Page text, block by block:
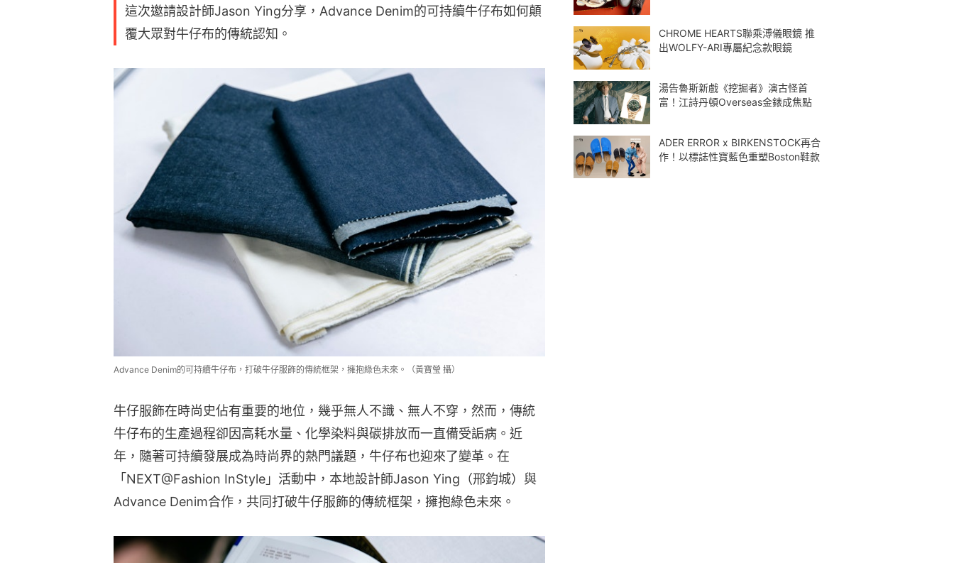
這次邀請設計師Jason Ying分享，Advance Denim的可持續牛仔布如何顛
覆大眾對牛仔布的傳統認知。
Advance Denim的可持續牛仔布，打破牛仔服飾的傳統框架，擁抱綠色未來。（黃寶瑩 攝）
牛仔服飾在時尚史佔有重要的地位，幾乎無人不識、無人不穿，然而，傳統
牛仔布的生產過程卻因高耗水量、化學染料與碳排放而一直備受詬病。近
年，隨著可持續發展成為時尚界的熱門議題，牛仔布也迎來了變革。在
「NEXT@Fashion InStyle」活動中，本地設計師Jason Ying（邢鈞城）與
Advance Denim合作，共同打破牛仔服飾的傳統框架，擁抱綠色未來。
CHROME HEARTS聯乘溥儀眼鏡 推
出WOLFY-ARI專屬紀念款眼鏡
湯告魯斯新戲《挖掘者》演古怪首
富！江詩丹頓Overseas金錶成焦點
ADER ERROR x BIRKENSTOCK再合
作！以標誌性寶藍色重塑Boston鞋款